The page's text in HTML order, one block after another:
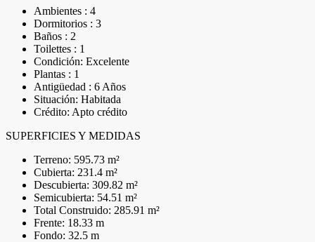
Ambientes : 4
Dormitorios : 3
Baños : 2
Toilettes : 1
Condición: Excelente
Plantas : 1
Antigüedad : 6 Años
Situación: Habitada
Crédito: Apto crédito
SUPERFICIES Y MEDIDAS
Terreno: 595.73 m²
Cubierta: 231.4 m²
Descubierta: 309.82 m²
Semicubierta: 54.51 m²
Total Construido: 285.91 m²
Frente: 18.33 m
Fondo: 32.5 m